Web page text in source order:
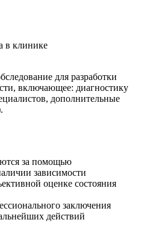
в клинике
для разработки
включающее: диагностику
дополнительные
за помощью
зависимости
оценке состояния
заключения
действий